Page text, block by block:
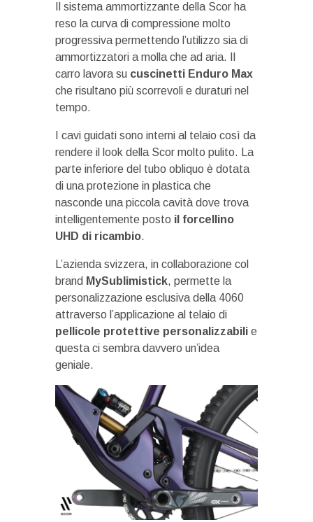
Il sistema ammortizzante della Scor ha
reso la curva di compressione molto
progressiva permettendo l’utilizzo sia di
ammortizzatori a molla che ad aria. Il
carro lavora su cuscinetti Enduro Max
che risultano più scorrevoli e duraturi nel
tempo.
I cavi guidati sono interni al telaio così da
rendere il look della Scor molto pulito. La
parte inferiore del tubo obliquo è dotata
di una protezione in plastica che
nasconde una piccola cavità dove trova
intelligentemente posto il forcellino
UHD di ricambio.
L’azienda svizzera, in collaborazione col
brand MySublimistick, permette la
personalizzazione esclusiva della 4060
attraverso l’applicazione al telaio di
pellicole protettive personalizzabili e
questa ci sembra davvero un’idea
geniale.